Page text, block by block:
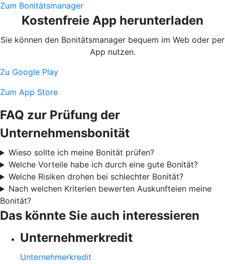
Zum Bonitätsmanager
Kostenfreie App herunterladen
Sie können den Bonitätsmanager bequem im Web oder per
App nutzen.
Zu Google Play
Zum App Store
FAQ zur Prüfung der
Unternehmensbonität
Wieso sollte ich meine Bonität prüfen?
Welche Vorteile habe ich durch eine gute Bonität?
Welche Risiken drohen bei schlechter Bonität?
Nach welchen Kriterien bewerten Auskunfteien meine
Bonität?
Das könnte Sie auch interessieren
Unternehmerkredit
Unternehmerkredit